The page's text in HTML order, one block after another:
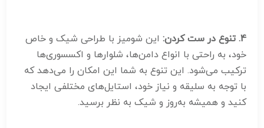
4. تنوع در ست کردن:
این شومیز با طراحی شیک و خاص
خود، به راحتی با انواع دامن‌ها، شلوارها و اکسسوری‌ها
ترکیب می‌شود. این تنوع به شما این امکان را می‌دهد که
با توجه به سلیقه و نیاز خود، استایل‌های مختلفی ایجاد
کنید و همیشه به‌روز و شیک به نظر برسید.